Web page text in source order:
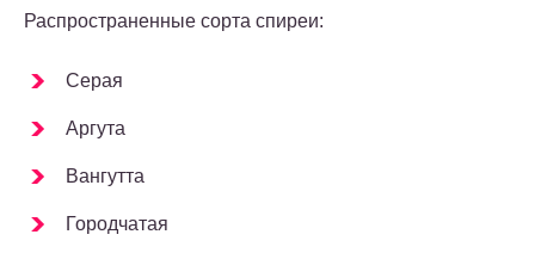
Распространенные сорта спиреи:
Серая
Аргута
Вангутта
Городчатая